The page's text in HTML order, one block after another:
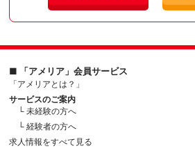
■ 「アメリア」会員サービス
「アメリアとは？」
サービスのご案内
└ 未経験の方へ
└ 経験者の方へ
求人情報をすべて見る